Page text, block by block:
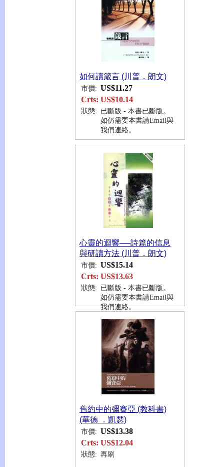
如何讀箴言 (川普．朗文)
市價: US$11.27
Crts: US$10.14
狀態: 已斷版 - 本書已斷版。
如仍需要本書請Email與
我們連絡。
心靈的迴響──詩篇的信息
與研讀方法 (川普．朗文)
市價: US$15.14
Crts: US$13.63
狀態: 已斷版 - 本書已斷版。
如仍需要本書請Email與
我們連絡。
舊約中的彌賽亞 (教科書)
(華德 ．凱瑟)
市價: US$13.38
Crts: US$12.04
狀態: 再刷